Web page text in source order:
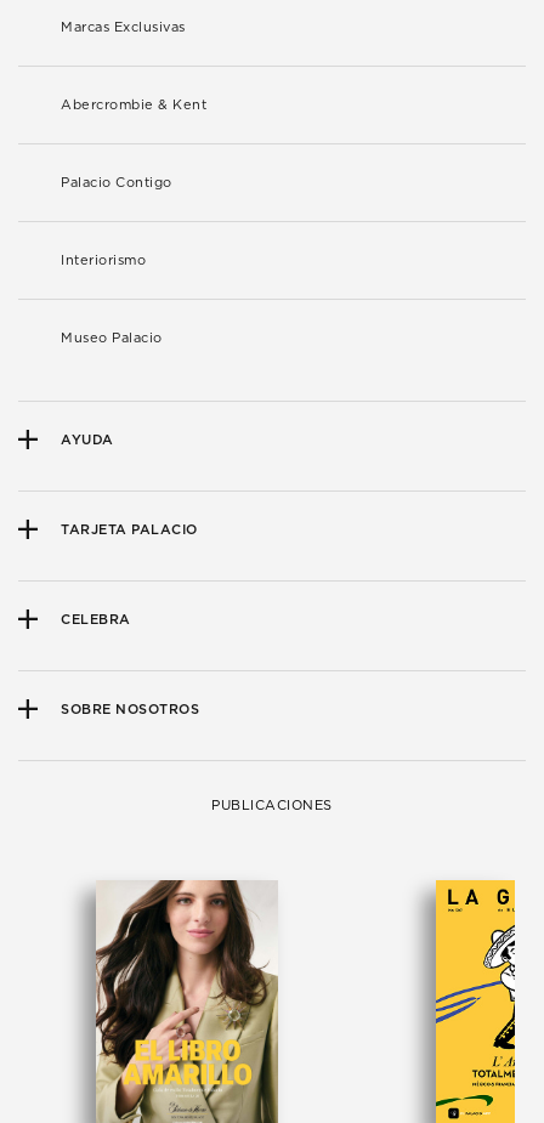
Marcas Exclusivas
Abercrombie & Kent
Palacio Contigo
Interiorismo
Museo Palacio
AYUDA
TARJETA PALACIO
CELEBRA
SOBRE NOSOTROS
PUBLICACIONES